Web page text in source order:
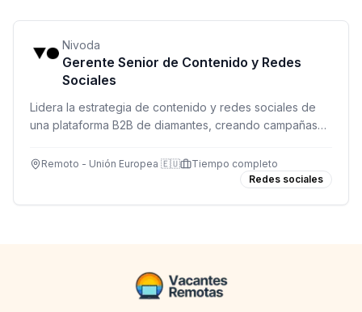
Nivoda
Gerente Senior de Contenido y Redes
Sociales
Lidera la estrategia de contenido y redes sociales de
una plataforma B2B de diamantes, creando campañas
Remoto - Unión Europea 🇪🇺
Tiempo completo
Redes sociales